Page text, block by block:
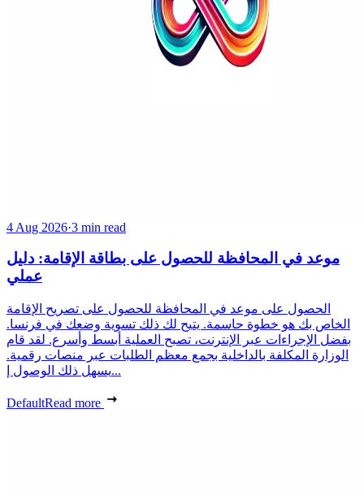
4 Aug 2026·3 min read
موعد في المحافظة للحصول على بطاقة الإقامة: دليل
عملي
الحصول على موعد في المحافظة للحصول على تصريح الإقامة
الخاص بك هو خطوة حاسمة. يتيح لك ذلك تسوية وضعك في فرنسا.
بفضل الإجراءات عبر الإنترنت، تصبح العملية أبسط وأسرع. لقد قام
الوزارة المكلفة بالداخلية بجمع معظم الطلبات عبر منصات رقمية.
يسهل ذلك الوصول إ...
DefaultRead more